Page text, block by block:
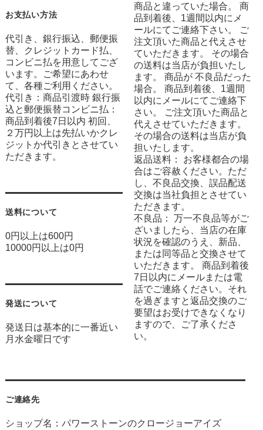
お支払い方法
代引き、銀行振込、郵便振
替、クレジットカード払、
コンビニ払を用意してござ
います。ご希望にあわせ
て、各種ご利用ください。
代引き：商品引渡時 銀行振
込と郵便振替コンビニ払：
商品到着後7日以内 初回、
２万円以上は先払いかクレ
ジットか代引きとさせてい
ただきます。
送料について
0円以上は600円
10000円以上は0円
発送について
発送日は基本的に一番近い
月水金曜日です
商品と違っていた場合。 商
品到着後、1週間以内にメ
ールにてご連絡下さい。 ご
注文頂いた商品と代えさせ
ていただきます。 その場合
の送料は当店が負担いたし
ます。 商品が 不良品だった
場合。 商品到着後、1週間
以内にメールにてご連絡下
さい。 ご注文頂いた商品と
代えさせていただきます。
その場合の送料は当店が負
担いたします。
返品送料： お客様都合の場
合はご容赦ください。ただ
し、不良品交換、誤品配送
交換は当社負担とさせてい
ただきます。
不良品： 万一不良品等がご
ざいましたら、当店の在庫
状況を確認のうえ、新品、
または同等品と交換させて
いただきます。 商品到着後
7日以内にメールまたは電
話でご連絡ください。それ
を過ぎますと返品交換のご
要望はお受けできなくなり
ますので、ご了承くださ
い。
ご連絡先
ショップ名：パワーストーンのクロージョーアイズ